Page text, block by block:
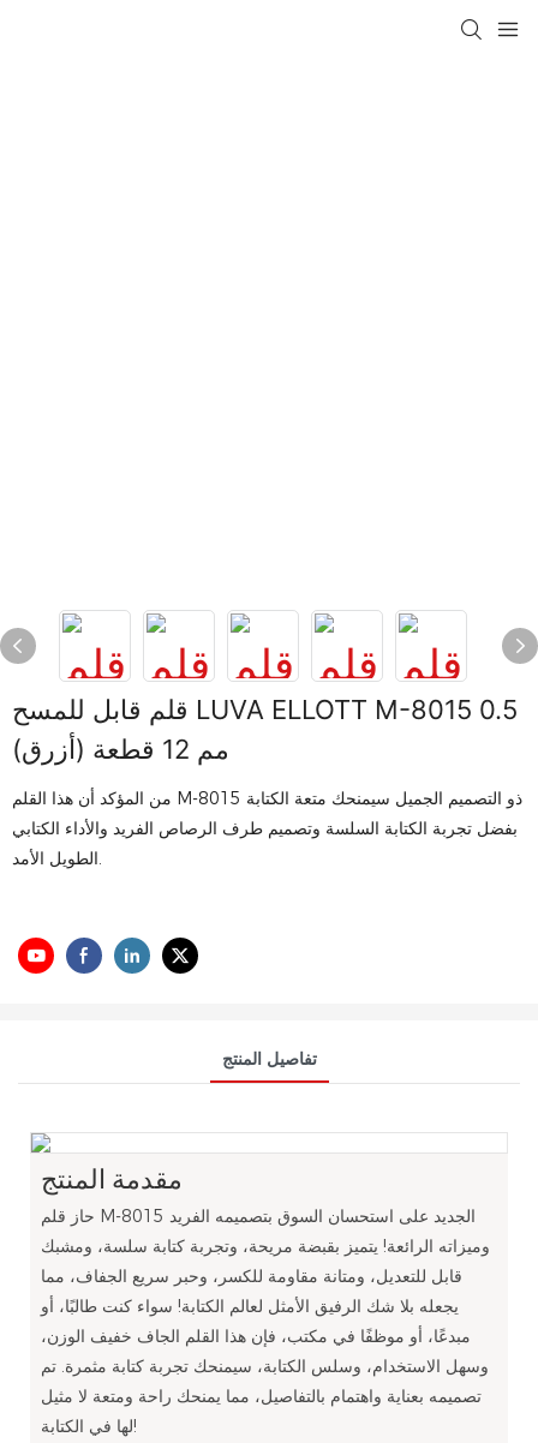
قلم قابل للمسح LUVA ELLOTT M-8015 0.5
مم 12 قطعة (أزرق)
من المؤكد أن هذا القلم M-8015 ذو التصميم الجميل سيمنحك متعة الكتابة
بفضل تجربة الكتابة السلسة وتصميم طرف الرصاص الفريد والأداء الكتابي
الطويل الأمد.
تفاصيل المنتج
مقدمة المنتج
حاز قلم M-8015 الجديد على استحسان السوق بتصميمه الفريد
وميزاته الرائعة! يتميز بقبضة مريحة، وتجربة كتابة سلسة، ومشبك
قابل للتعديل، ومتانة مقاومة للكسر، وحبر سريع الجفاف، مما
يجعله بلا شك الرفيق الأمثل لعالم الكتابة! سواء كنت طالبًا، أو
مبدعًا، أو موظفًا في مكتب، فإن هذا القلم الجاف خفيف الوزن،
وسهل الاستخدام، وسلس الكتابة، سيمنحك تجربة كتابة مثمرة. تم
تصميمه بعناية واهتمام بالتفاصيل، مما يمنحك راحة ومتعة لا مثيل
لها في الكتابة!